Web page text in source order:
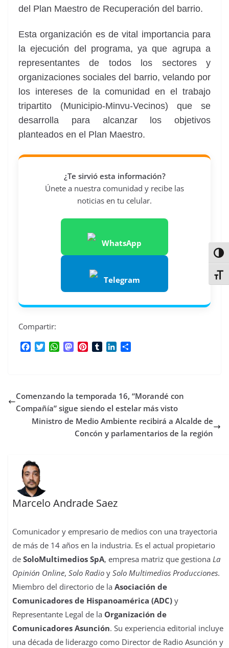
del Plan Maestro de Recuperación del barrio.
Esta organización es de vital importancia para
la ejecución del programa, ya que agrupa a
representantes de todos los sectores y
organizaciones sociales del barrio, velando por
los intereses de la comunidad en el trabajo
tripartito (Municipio-Minvu-Vecinos) que se
desarrolla para alcanzar los objetivos
planteados en el Plan Maestro.
¿Te sirvió esta información?
Únete a nuestra comunidad y recibe las
noticias en tu celular.
WhatsApp
Telegram
Compartir:
o
o
k
e
r
W
A
p
p
M
d
o
n
r
e
s
r
d
I
n
r
t
i
Comenzando la temporada 16, “Morandé con
Compañía” sigue siendo el estelar más visto
Ministro de Medio Ambiente recibirá a Alcalde de
Concón y parlamentarios de la región
Marcelo Andrade Saez
Comunicador y empresario de medios con una trayectoria
de más de 14 años en la industria. Es el actual propietario
deSoloMultimedios SpA, empresa matriz que gestionaLa
Opinión Online,Solo Radio ySolo Multimedios Producciones.
Miembro del directorio de laAsociación de
Comunicadores de Hispanoamérica (ADC) y
Representante Legal de la Organización de
Comunicadores Asunción. Su experiencia editorial incluye
una década de liderazgo como Director de Radio Asunción y